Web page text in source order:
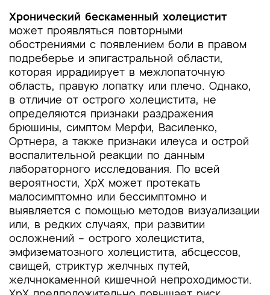
Хронический бескаменный холецистит
может проявляться повторными
обострениями с появлением боли в правом
подреберье и эпигастральной области,
которая иррадиирует в межлопаточную
область, правую лопатку или плечо. Однако,
в отличие от острого холецистита, не
определяются признаки раздражения
брюшины, симптом Мерфи, Василенко,
Ортнера, а также признаки илеуса и острой
воспалительной реакции по данным
лабораторного исследования. По всей
вероятности, ХрХ может протекать
малосимптомно или бессимптомно и
выявляется с помощью методов визуализации
или, в редких случаях, при развитии
осложнений – острого холецистита,
эмфизематозного холецистита, абсцессов,
свищей, стриктур желчных путей,
желчнокаменной кишечной непроходимости.